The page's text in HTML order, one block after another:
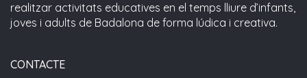
realitzar activitats educatives en el temps lliure d’infants,
joves i adults de Badalona de forma lúdica i creativa.
CONTACTE